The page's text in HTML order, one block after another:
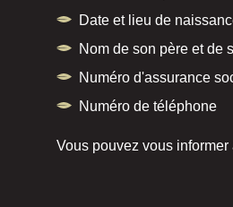
Date et lieu de
Nom de son père et de
Numéro d'assurance
Numéro de téléphone
Vous pouvez vous